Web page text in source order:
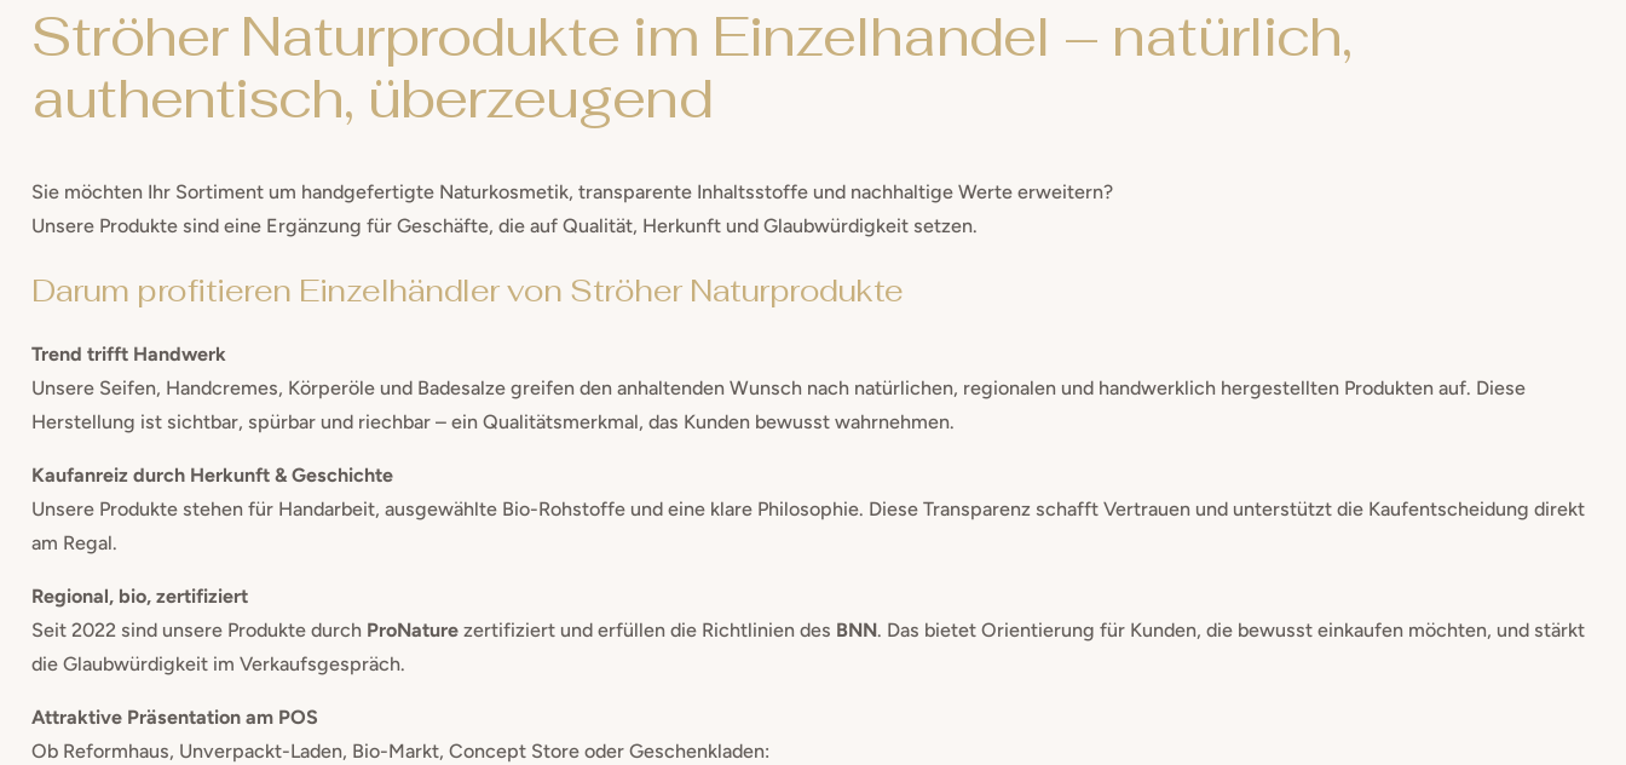
Ströher Naturprodukte im Einzelhandel – natürlich,
authentisch, überzeugend
Sie möchten Ihr Sortiment um handgefertigte Naturkosmetik, transparente Inhaltsstoffe und nachhaltige Werte erweitern?
Unsere Produkte sind eine Ergänzung für Geschäfte, die auf Qualität, Herkunft und Glaubwürdigkeit setzen.
Darum profitieren Einzelhändler von Ströher Naturprodukte
Trend trifft Handwerk
Unsere Seifen, Handcremes, Körperöle und Badesalze greifen den anhaltenden Wunsch nach natürlichen, regionalen und handwerklich hergestellten Produkten auf. Diese
Herstellung ist sichtbar, spürbar und riechbar – ein Qualitätsmerkmal, das Kunden bewusst wahrnehmen.
Kaufanreiz durch Herkunft & Geschichte
Unsere Produkte stehen für Handarbeit, ausgewählte Bio-Rohstoffe und eine klare Philosophie. Diese Transparenz schafft Vertrauen und unterstützt die Kaufentscheidung direkt
am Regal.
Regional, bio, zertifiziert
Seit 2022 sind unsere Produkte durch ProNature zertifiziert und erfüllen die Richtlinien des BNN. Das bietet Orientierung für Kunden, die bewusst einkaufen möchten, und stärkt
die Glaubwürdigkeit im Verkaufsgespräch.
Attraktive Präsentation am POS
Ob Reformhaus, Unverpackt-Laden, Bio-Markt, Concept Store oder Geschenkladen: